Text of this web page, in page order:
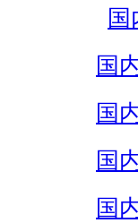
国
国
国
国
国